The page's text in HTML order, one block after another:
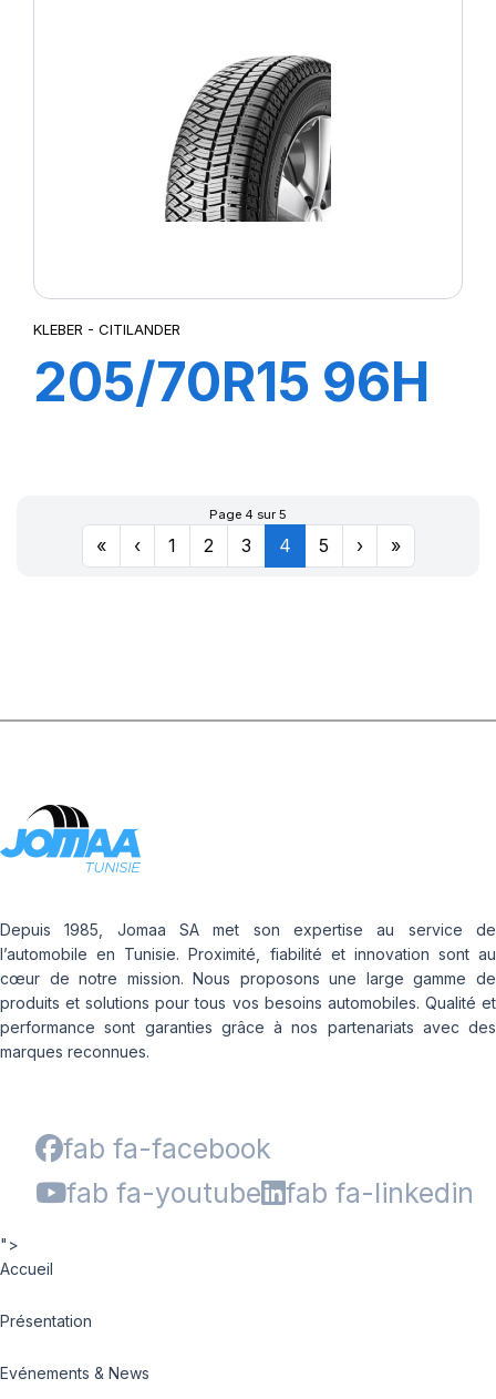
KLEBER - CITILANDER
205/70R15 96H
Page 4 sur 5
« ‹ 1 2 3 4 5 › »
Depuis 1985, Jomaa SA met son expertise au service de
l’automobile en Tunisie. Proximité, fiabilité et innovation sont au
cœur de notre mission. Nous proposons une large gamme de
produits et solutions pour tous vos besoins automobiles. Qualité et
performance sont garanties grâce à nos partenariats avec des
marques reconnues.
fab fa-facebook
fab fa-youtube
fab fa-linkedin
">
Accueil
Présentation
Evénements & News